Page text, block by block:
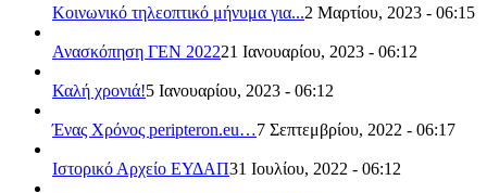
Κοινωνικό τηλεοπτικό μήνυμα για...2 Μαρτίου, 2023 - 06:15
Ανασκόπηση ΓΕΝ 202221 Ιανουαρίου, 2023 - 06:12
Καλή χρονιά!5 Ιανουαρίου, 2023 - 06:12
Ένας Χρόνος peripteron.eu…7 Σεπτεμβρίου, 2022 - 06:17
Ιστορικό Αρχείο ΕΥΔΑΠ31 Ιουλίου, 2022 - 06:12